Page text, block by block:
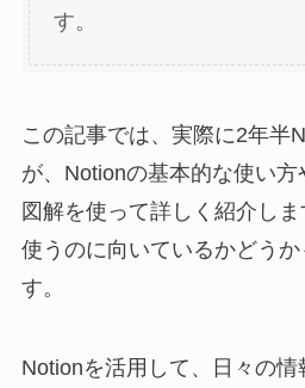
す。
この記事では、実際に2年半
が、Notionの基本的な使い
図解を使って詳しく紹介し
使うのに向いているかどう
す。
Notionを活用して、日々の